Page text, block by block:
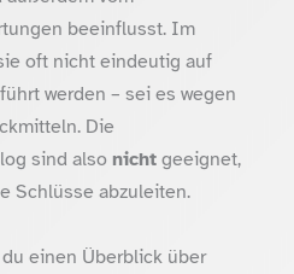
beeinflusst. Im
oft nicht eindeutig auf
werden – sei es wegen
Die
sind also nichtgeeignet,
Schlüsse abzuleiten.
einen Überblick über